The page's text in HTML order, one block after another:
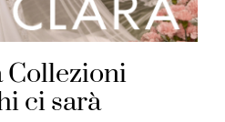
Collezioni
ci sarà